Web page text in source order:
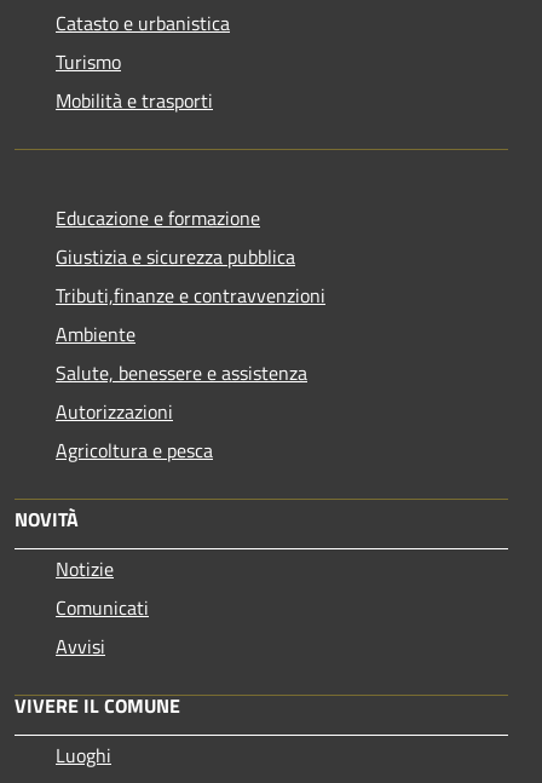
Catasto e urbanistica
Turismo
Mobilità e trasporti
Educazione e formazione
Giustizia e sicurezza pubblica
Tributi,finanze e contravvenzioni
Ambiente
Salute, benessere e assistenza
Autorizzazioni
Agricoltura e pesca
NOVITÀ
Notizie
Comunicati
Avvisi
VIVERE IL COMUNE
Luoghi